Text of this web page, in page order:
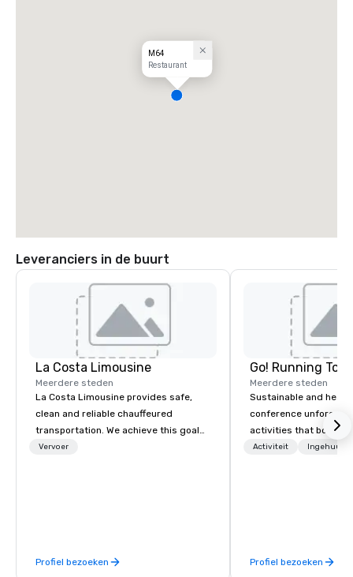
M64
Restaurant
Leveranciers in de buurt
La Costa Limousine
Meerdere steden
La Costa Limousine provides safe,
clean and reliable chauffeured
transportation. We achieve this goal
with highly trained chauffeurs, the
late model luxury vehicles to the
Vervoer
Profiel bezoeken
Go! Running
Meerdere steden
Sustainable and
conference
activities that boost
lower carbon
Activiteit
Profiel bezoeken